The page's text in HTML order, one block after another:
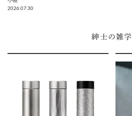
2026.07.30
紳士の雑学